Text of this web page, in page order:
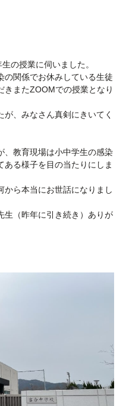
の授業に伺いました。
の関係でお休みしている生徒
きまたZOOMでの授業となり
、みなさん真剣にきいてく
、教育現場は小中学生の感染
る様子を目の当たりにしま
から本当にお世話になりまし
生（昨年に引き続き）ありが